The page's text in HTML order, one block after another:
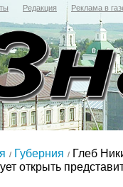
Редакция Реклама в
Губерния
Глеб
открыть